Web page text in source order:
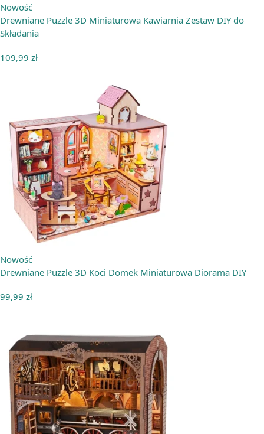
Nowość
Drewniane Puzzle 3D Miniaturowa Kawiarnia Zestaw DIY do
Składania
109,99 zł
Nowość
Drewniane Puzzle 3D Koci Domek Miniaturowa Diorama DIY
99,99 zł